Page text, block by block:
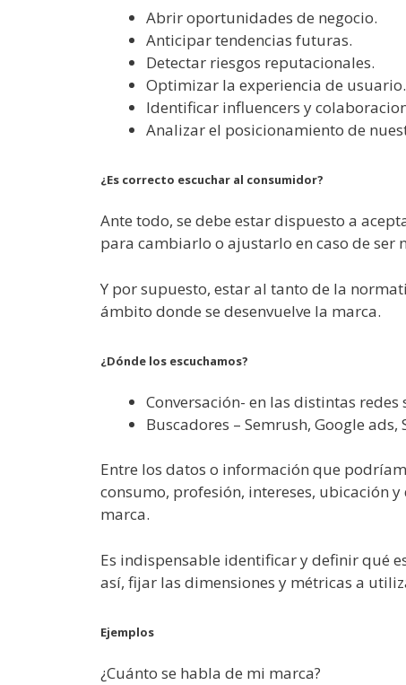
Abrir oportunidades de negocio.
Anticipar tendencias futuras.
Detectar riesgos reputacionales.
Optimizar la experiencia de usuario.
Identificar influencers y
Analizar el posicionamiento de
¿Es correcto escuchar al consumidor?
Ante todo, se debe estar dispuesto a
para cambiarlo o ajustarlo en caso de ser
Y por supuesto, estar al tanto de la
ámbito donde se desenvuelve la marca.
¿Dónde los escuchamos?
Conversación- en las distintas
Buscadores – Semrush, Google
Entre los datos o información que
consumo, profesión, intereses, ubicación
marca.
Es indispensable identificar y definir qué
así, fijar las dimensiones y métricas a
Ejemplos
¿Cuánto se habla de mi marca?